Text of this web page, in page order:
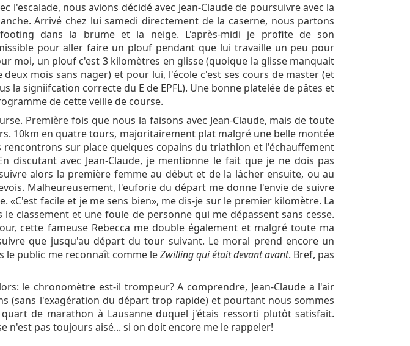
l'escalade, nous avions décidé avec Jean-Claude de poursuivre avec la
Arrivé chez lui samedi directement de la caserne, nous partons
dans la brume et la neige. L'après-midi je profite de son
pour aller faire un plouf pendant que lui travaille un peu pour
moi, un plouf c'est 3 kilomètres en glisse (quoique la glisse manquait
mois sans nager) et pour lui, l'école c'est ses cours de master (et
la signiifcation correcte du E de EPFL). Une bonne platelée de pâtes et
de cette veille de course.
Première fois que nous la faisons avec Jean-Claude, mais de toute
10km en quatre tours, majoritairement plat malgré une belle montée
rencontrons sur place quelques copains du triathlon et l'échauffement
discutant avec Jean-Claude, je mentionne le fait que je ne dois pas
alors la première femme au début et de la lâcher ensuite, ou au
Malheureusement, l'euforie du départ me donne l'envie de suivre
«C'est facile et je me sens bien», me dis-je sur le premier kilomètre. La
classement et une foule de personne qui me dépassent sans cesse.
cette fameuse Rebecca me double également et malgré toute ma
que jusqu'au départ du tour suivant. Le moral prend encore un
le public me reconnaît comme leZwilling qui était devant avant. Bref, pas
le chronomètre est-il trompeur? A comprendre, Jean-Claude a l'air
(sans l'exagération du départ trop rapide) et pourtant nous sommes
de marathon à Lausanne duquel j'étais ressorti plutôt satisfait.
n'est pas toujours aisé... si on doit encore me le rappeler!